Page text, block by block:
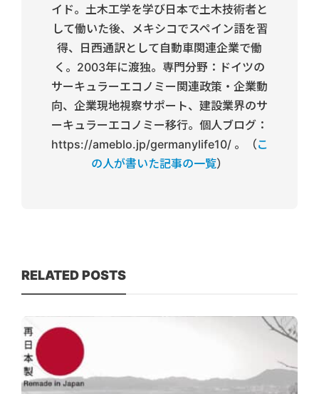
イド。土木工学を学び日本で土木技術者と
して働いた後、メキシコでスペイン語を習
得、日西通訳として自動車関連企業で働
く。2003年に渡独。専門分野：ドイツの
サーキュラーエコノミー関連政策・企業動
向、企業現地視察サポート、建設業界のサ
ーキュラーエコノミー移行。個人ブログ：
https://ameblo.jp/germanylife10/ 。（こ
の人が書いた記事の一覧）
RELATED POSTS